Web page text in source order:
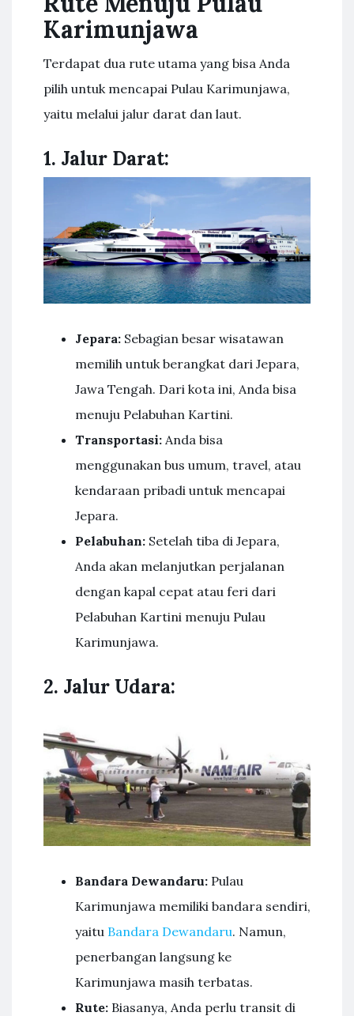
Karimunjawa
Terdapat dua rute utama yang bisa Anda
pilih untuk mencapai Pulau Karimunjawa,
yaitu melalui jalur darat dan laut.
1. Jalur Darat:
Jepara: Sebagian besar wisatawan
memilih untuk berangkat dari Jepara,
Jawa Tengah. Dari kota ini, Anda bisa
menuju Pelabuhan Kartini.
Transportasi: Anda bisa
menggunakan bus umum, travel, atau
kendaraan pribadi untuk mencapai
Jepara.
Pelabuhan: Setelah tiba di Jepara,
Anda akan melanjutkan perjalanan
dengan kapal cepat atau feri dari
Pelabuhan Kartini menuju Pulau
Karimunjawa.
2. Jalur Udara:
Bandara Dewandaru: Pulau
Karimunjawa memiliki bandara sendiri,
yaitu Bandara Dewandaru. Namun,
penerbangan langsung ke
Karimunjawa masih terbatas.
Rute: Biasanya, Anda perlu transit di